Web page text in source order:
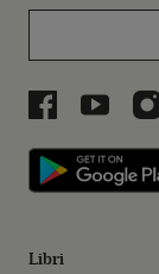
Libri aLibri
Libri